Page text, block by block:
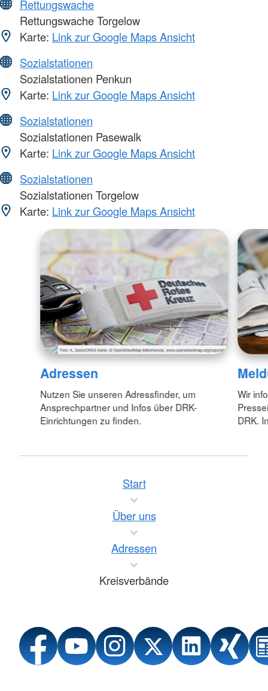
Rettungswache
Rettungswache Torgelow
Karte: Link zur Google Maps Ansicht
Sozialstationen
Sozialstationen Penkun
Karte: Link zur Google Maps Ansicht
Sozialstationen
Sozialstationen Pasewalk
Karte: Link zur Google Maps Ansicht
Sozialstationen
Sozialstationen Torgelow
Karte: Link zur Google Maps Ansicht
Adressen
Nutzen Sie unseren Adressfinder, um
Ansprechpartner und Infos über DRK-
Einrichtungen zu finden.
Wir
DRK.
Start
Über uns
Adressen
Kreisverbände